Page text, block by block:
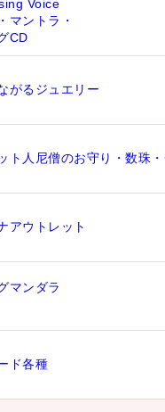
Voice
マントラ・
CD
がるジュエリー
ト人尼僧のお守り・数珠
アウトレット
マンダラ
ド各種